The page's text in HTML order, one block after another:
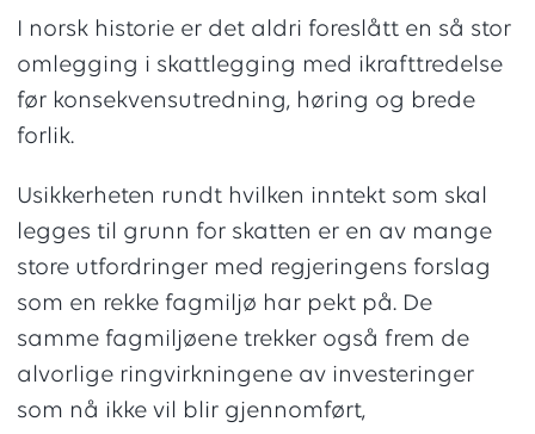
I norsk historie er det aldri foreslått en så stor
omlegging i skattlegging med ikrafttredelse
før konsekvensutredning, høring og brede
forlik.
Usikkerheten rundt hvilken inntekt som skal
legges til grunn for skatten er en av mange
store utfordringer med regjeringens forslag
som en rekke fagmiljø har pekt på. De
samme fagmiljøene trekker også frem de
alvorlige ringvirkningene av investeringer
som nå ikke vil blir gjennomført,